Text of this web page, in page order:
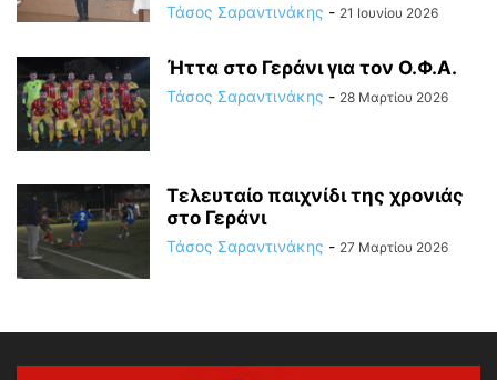
Τάσος Σαραντινάκης - 21 Ιουνίου 2026
Ήττα στο Γεράνι για τον Ο.Φ.Α.
Τάσος Σαραντινάκης - 28 Μαρτίου 2026
Τελευταίο παιχνίδι της χρονιάς
στο Γεράνι
Τάσος Σαραντινάκης - 27 Μαρτίου 2026